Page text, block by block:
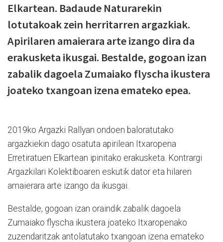
Elkartean. Badaude Naturarekin
lotutakoak zein herritarren argazkiak.
Apirilaren amaierara arte izango dira da
erakusketa ikusgai. Bestalde, gogoan izan
zabalik dagoela Zumaiako flyscha ikustera
joateko txangoan izena emateko epea.
2019ko Argazki Rallyan ondoen baloratutako
argazkiekin dago osatuta apirilean Itxaropena
Erretiratuen Elkartean ipinitako erakusketa. Kontrargi
Argazkilari Kolektiboaren eskutik dator eta hilaren
amaierara arte izango da ikusgai.
Bestalde, gogoan izan oraindik zabalik dagoela
Zumaiako flyscha ikustera joateko Itxaropenako
zuzendaritzak antolatutako txangoan izena emateko